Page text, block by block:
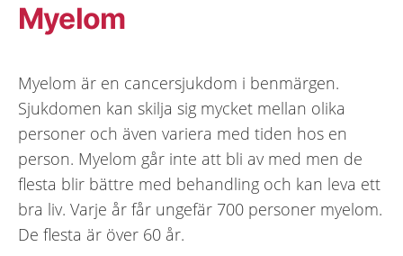
Myelom
Myelom är en cancersjukdom i benmärgen.
Sjukdomen kan skilja sig mycket mellan olika
personer och även variera med tiden hos en
person. Myelom går inte att bli av med men de
flesta blir bättre med behandling och kan leva ett
bra liv. Varje år får ungefär 700 personer myelom.
De flesta är över 60 år.